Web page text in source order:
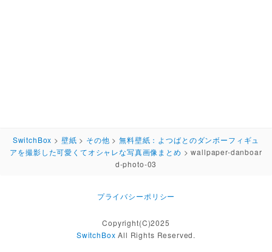
SwitchBox > 壁紙 > その他 >無料壁紙：よつばとのダンボーフィギュ
アを撮影した可愛くてオシャレな写真画像まとめ >wallpaper-danboar
d-photo-03
プライバシーポリシー
Copyright(C)2025
SwitchBox All Rights Reserved.